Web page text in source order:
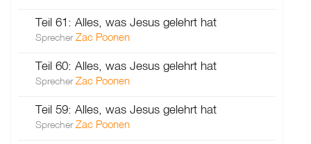
Teil 61: Alles, was Jesus gelehrt hat
SprecherZac Poonen
Teil 60: Alles, was Jesus gelehrt hat
SprecherZac Poonen
Teil 59: Alles, was Jesus gelehrt hat
SprecherZac Poonen